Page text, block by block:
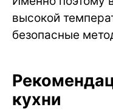
высокой
безопасные
кухни